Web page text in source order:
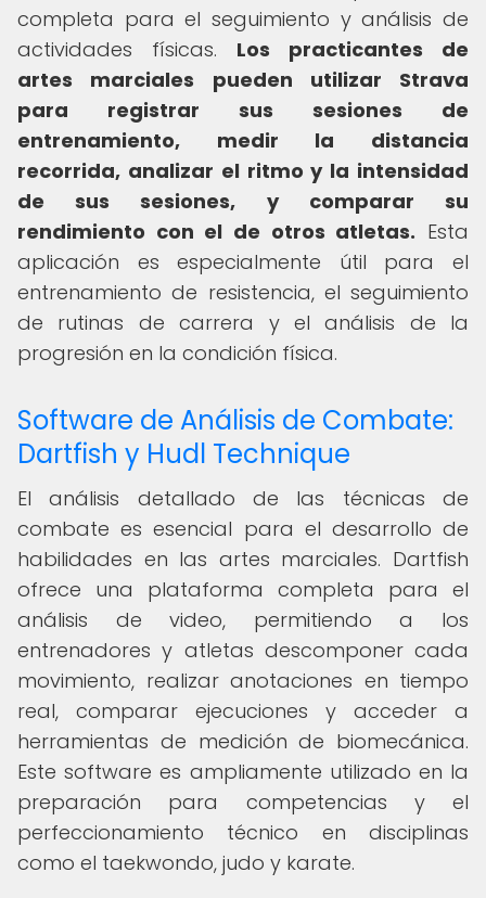
completa para el seguimiento y análisis de
actividades físicas. Los practicantes de
artes marciales pueden utilizar Strava
para registrar sus sesiones de
entrenamiento, medir la distancia
recorrida, analizar el ritmo y la intensidad
de sus sesiones, y comparar su
rendimiento con el de otros atletas. Esta
aplicación es especialmente útil para el
entrenamiento de resistencia, el seguimiento
de rutinas de carrera y el análisis de la
progresión en la condición física.
Software de Análisis de Combate:
Dartfish y Hudl Technique
El análisis detallado de las técnicas de
combate es esencial para el desarrollo de
habilidades en las artes marciales. Dartfish
ofrece una plataforma completa para el
análisis de video, permitiendo a los
entrenadores y atletas descomponer cada
movimiento, realizar anotaciones en tiempo
real, comparar ejecuciones y acceder a
herramientas de medición de biomecánica.
Este software es ampliamente utilizado en la
preparación para competencias y el
perfeccionamiento técnico en disciplinas
como el taekwondo, judo y karate.